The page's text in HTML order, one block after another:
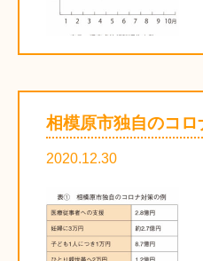
相模原市独自のコロ
2020.12.30